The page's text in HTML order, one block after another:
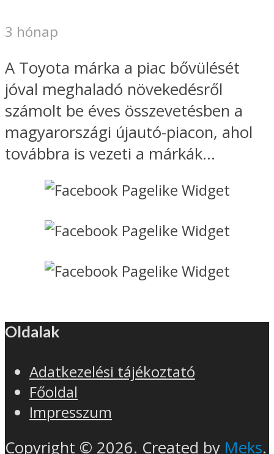
3 hónap
A Toyota márka a piac bővülését
jóval meghaladó növekedésről
számolt be éves összevetésben a
magyarországi újautó-piacon, ahol
továbbra is vezeti a márkák...
Oldalak
Adatkezelési tájékoztató
Főoldal
Impresszum
Copyright © 2026. Created by Meks.